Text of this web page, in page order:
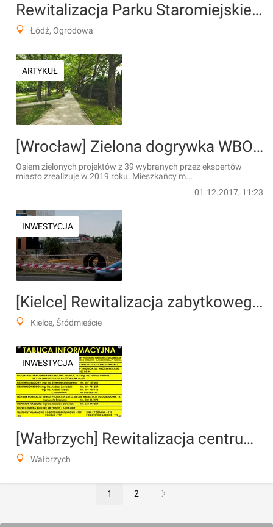
Rewitalizacja Parku Staromiejskiego
Łódź, Ogrodowa
ARTYKUŁ
[Wrocław] Zielona dogrywka WBO rusza w przyszłym tygodniu
Osiem zielonych projektów z 39 wybranych przez ekspertów
miasto zrealizuje w 2019 roku. Mieszkańcy m...
01.12.2017, 11:23
INWESTYCJA
[Kielce] Rewitalizacja zabytkowego Śródmieścia Kielc
Kielce, Śródmieście
INWESTYCJA
[Wałbrzych] Rewitalizacja centrum Wałbrzycha
Wałbrzych
1 2